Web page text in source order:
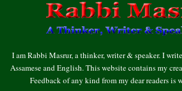
I am Rabbi Masrur, a thinker, writer & speaker. I
Assamese and English. This website contains my
Feedback of any kind from my dear readers is